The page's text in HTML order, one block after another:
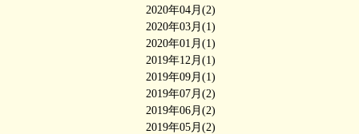
2020年04月(2)
2020年03月(1)
2020年01月(1)
2019年12月(1)
2019年09月(1)
2019年07月(2)
2019年06月(2)
2019年05月(2)